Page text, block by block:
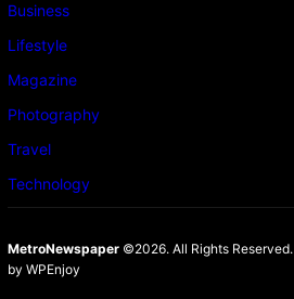
Business
Lifestyle
Magazine
Photography
Travel
Technology
MetroNewspaper©2026. All Rights Reserved.
by WPEnjoy